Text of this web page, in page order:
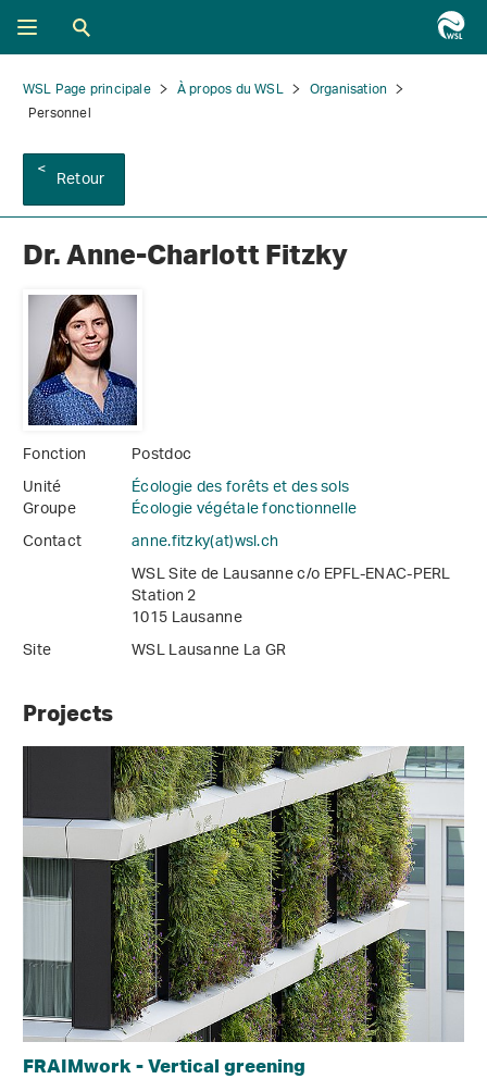
WSL Page principale À propos du WSL
Organisation
Personnel
Retour
Dr. Anne-Charlott Fitzky
Fonction
Postdoc
Unité
Écologie des forêts et des sols
Groupe
Écologie végétale fonctionnelle
Contact
anne.fitzky(at)wsl.ch
WSL Site de Lausanne c/o EPFL-ENAC-PERL
Station 2
1015 Lausanne
Site
WSL Lausanne La GR
Projects
FRAIMwork - Vertical greening